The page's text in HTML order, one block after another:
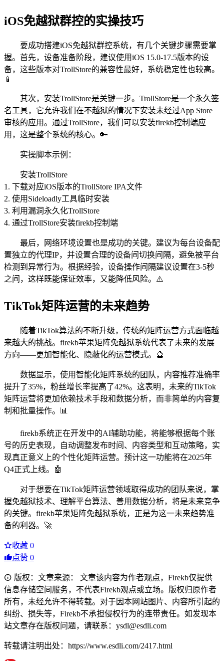
iOS免越狱群控的实操技巧
要成功搭建iOS免越狱群控系统，有几个关键步骤需要掌
握。首先，设备准备阶段，建议使用iOS 15.0-17.5版本的设
备，这些版本对TrollStore的兼容性最好，系统稳定性也较高。
📱
其次，安装TrollStore是关键一步。TrollStore是一个永久签
名工具，它允许我们在不越狱的情况下安装未经过App Store
审核的应用。通过TrollStore，我们可以安装firekb控制端应
用，这是整个系统的核心。🔑
实操脚本示例：
安装TrollStore
1. 下载对应iOS版本的TrollStore IPA文件
2. 使用Sideloadly工具临时安装
3. 利用漏洞永久化TrollStore
4. 通过TrollStore安装firekb控制端
最后，网络环境设置也是成功的关键。建议为每台设备配
置独立的代理IP，并设置合理的设备间切换间隔，避免被平台
检测到异常行为。根据经验，设备操作间隔建议设置在3-5秒
之间，这样既能保证效率，又能降低风险。⚠️
TikTok矩阵运营的未来趋势
随着TikTok算法的不断升级，传统的矩阵运营方式面临越
来越大的挑战。firekb苹果矩阵免越狱系统代表了未来的发展
方向——更加智能化、隐蔽化的运营模式。🔮
数据显示，使用智能化矩阵系统的团队，内容推荐准确率
提升了35%，粉丝增长率提高了42%。这表明，未来的TikTok
矩阵运营将更加依赖技术手段和数据分析，而非简单的内容复
制和批量操作。📊
firekb系统正在开发中的AI辅助功能，将能够根据每个账
号的历史表现，自动调整发布时间、内容类型和互动策略，实
现真正意义上的个性化矩阵运营。预计这一功能将在2025年
Q4正式上线。🤖
对于想要在TikTok矩阵运营领域取得成功的团队来说，掌
握免越狱技术、理解平台算法、善用数据分析，将是未来竞争
的关键。firekb苹果矩阵免越狱系统，正是为这一未来趋势准
备的利器。🚀
收藏 0
点赞 0
版权：文章来源： 文章该内容为作者观点，Firekb仅提供
信息存储空间服务，不代表Firekb观点或立场。版权归原作者
所有，未经允许不得转载。对于因本网站图片、内容所引起的
纠纷、损失等，Firekb不承担侵权行为的连带责任。如发现本
站文章存在版权问题，请联系：ysdl@esdli.com
转载请注明出处：https://www.esdli.com/2417.html